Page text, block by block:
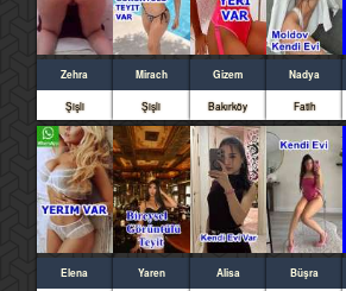
Zehra
Şişli
Mirach
Şişli
Gizem
Bakırköy
Nadya
Fatih
Elena Yaren Alisa Büşra